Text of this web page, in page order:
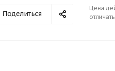
Поделиться
Цена